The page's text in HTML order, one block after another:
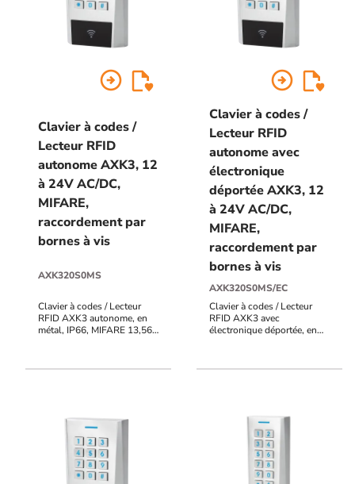
arrow_circle_right
Clavier à codes /
Lecteur RFID
autonome AXK3, 12
à 24V AC/DC,
MIFARE,
raccordement par
bornes à vis
AXK320S0MS
Clavier à codes / Lecteur
RFID AXK3 autonome, en
métal, IP66, MIFARE 13,56
999 utilisateurs, 2 contacts
forcée), UF (utilisation
frauduleuse), AP
(autoprotection du clavier)
arrow_circle_right
Clavier à codes /
Lecteur RFID
autonome avec
électronique
déportée AXK3, 12
à 24V AC/DC,
MIFARE,
raccordement par
bornes à vis
AXK320S0MS/EC
Clavier à codes / Lecteur
RFID AXK3 avec
électronique déportée, en
24V AC/DC, 999
(porte ouverte trop
longtemps), PF (porte
forcée), UF (utilisation
frauduleuse), AP
(autoprotection du clavier)